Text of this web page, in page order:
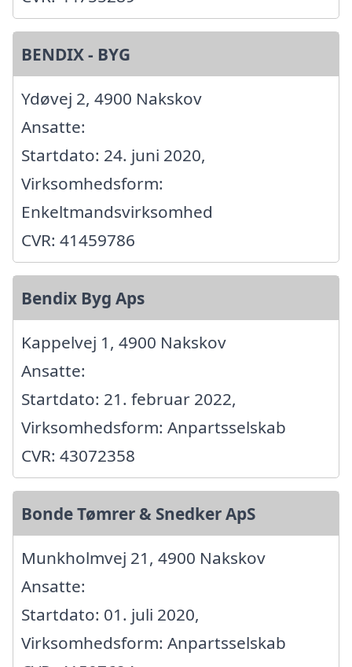
BENDIX - BYG
Ydøvej 2, 4900 Nakskov
Ansatte:
Startdato: 24. juni 2020,
Virksomhedsform:
Enkeltmandsvirksomhed
CVR: 41459786
Bendix Byg Aps
Kappelvej 1, 4900 Nakskov
Ansatte:
Startdato: 21. februar 2022,
Virksomhedsform: Anpartsselskab
CVR: 43072358
Bonde Tømrer & Snedker ApS
Munkholmvej 21, 4900 Nakskov
Ansatte:
Startdato: 01. juli 2020,
Virksomhedsform: Anpartsselskab